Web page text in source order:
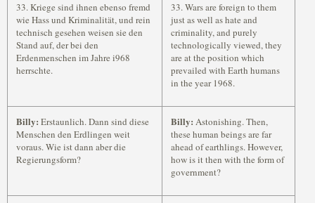
33. Kriege sind ihnen ebenso fremd
wie Hass und Kriminalität, und rein
technisch gesehen weisen sie den
Stand auf, der bei den
Erdenmenschen im Jahre i968
herrschte.
33. Wars are foreign to them
just as well as hate and
criminality, and purely
technologically viewed, they
are at the position which
prevailed with Earth humans
in the year 1968.
Billy: Erstaunlich. Dann sind diese
Menschen den Erdlingen weit
voraus. Wie ist dann aber die
Regierungsform?
Billy: Astonishing. Then,
these human beings are far
ahead of earthlings. However,
how is it then with the form of
government?